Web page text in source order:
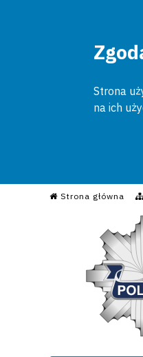
Strona
na ich
Strona główna